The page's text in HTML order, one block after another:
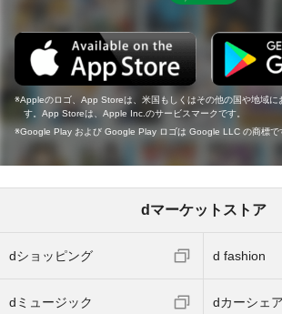
Appleのロゴ、App Storeは、米国もしくはその他の国や地域
す。App Storeは、Apple Inc.のサービスマークです。
Google Play および Google Play ロゴは Google LLC の商標で
dマーケットストア
dショッピング d fashion
dミュージック dカーシェア